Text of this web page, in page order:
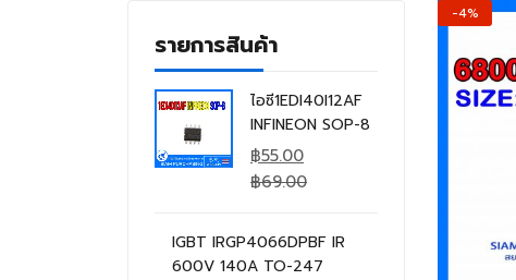
รายการสินค้า
ไอซี1EDI40I12AF
INFINEON SOP-8
฿55.00
฿69.00
IGBT IRGP4066DPBF IR
600V 140A TO-247
-4%